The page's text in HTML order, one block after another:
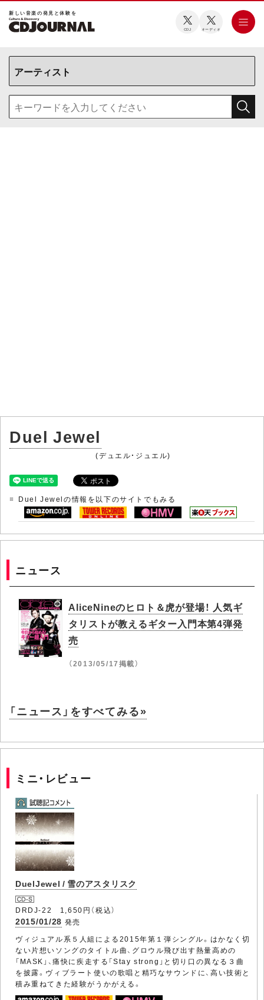
新しい⾳楽の発⾒と体験を
CDJ オーディオ
Duel Jewel
(デュエル・ジュエル)
Duel Jewelの情報を以下のサイトでもみる
ニュース
AliceNineのヒロト＆虎が登場！ 人気ギ
タリストが教えるギター入門本第4弾発
売
（2013/05/17掲載）
「ニュース」をすべてみる»
ミニ・レビュー
DuelJewel / 雪のアスタリスク
DRDJ-22 1,650円（税込）
2015/01/28 発売
ヴィジュアル系５人組による2015年第１弾シングル。はかなく切
ない片想いソングのタイトル曲、グロウル飛び出す熱量高めの
「MASK」、痛快に疾走する「Stay strong」と切り口の異なる３曲
を披露。ヴィブラート使いの歌唱と精巧なサウンドに、高い技術と
積み重ねてきた経験がうかがえる。